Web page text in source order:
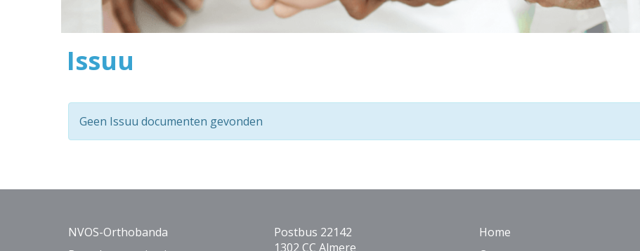
Issuu
Geen Issuu documenten gevonden
NVOS-Orthobanda
Postbus 22142
1302 CC Almere
Home